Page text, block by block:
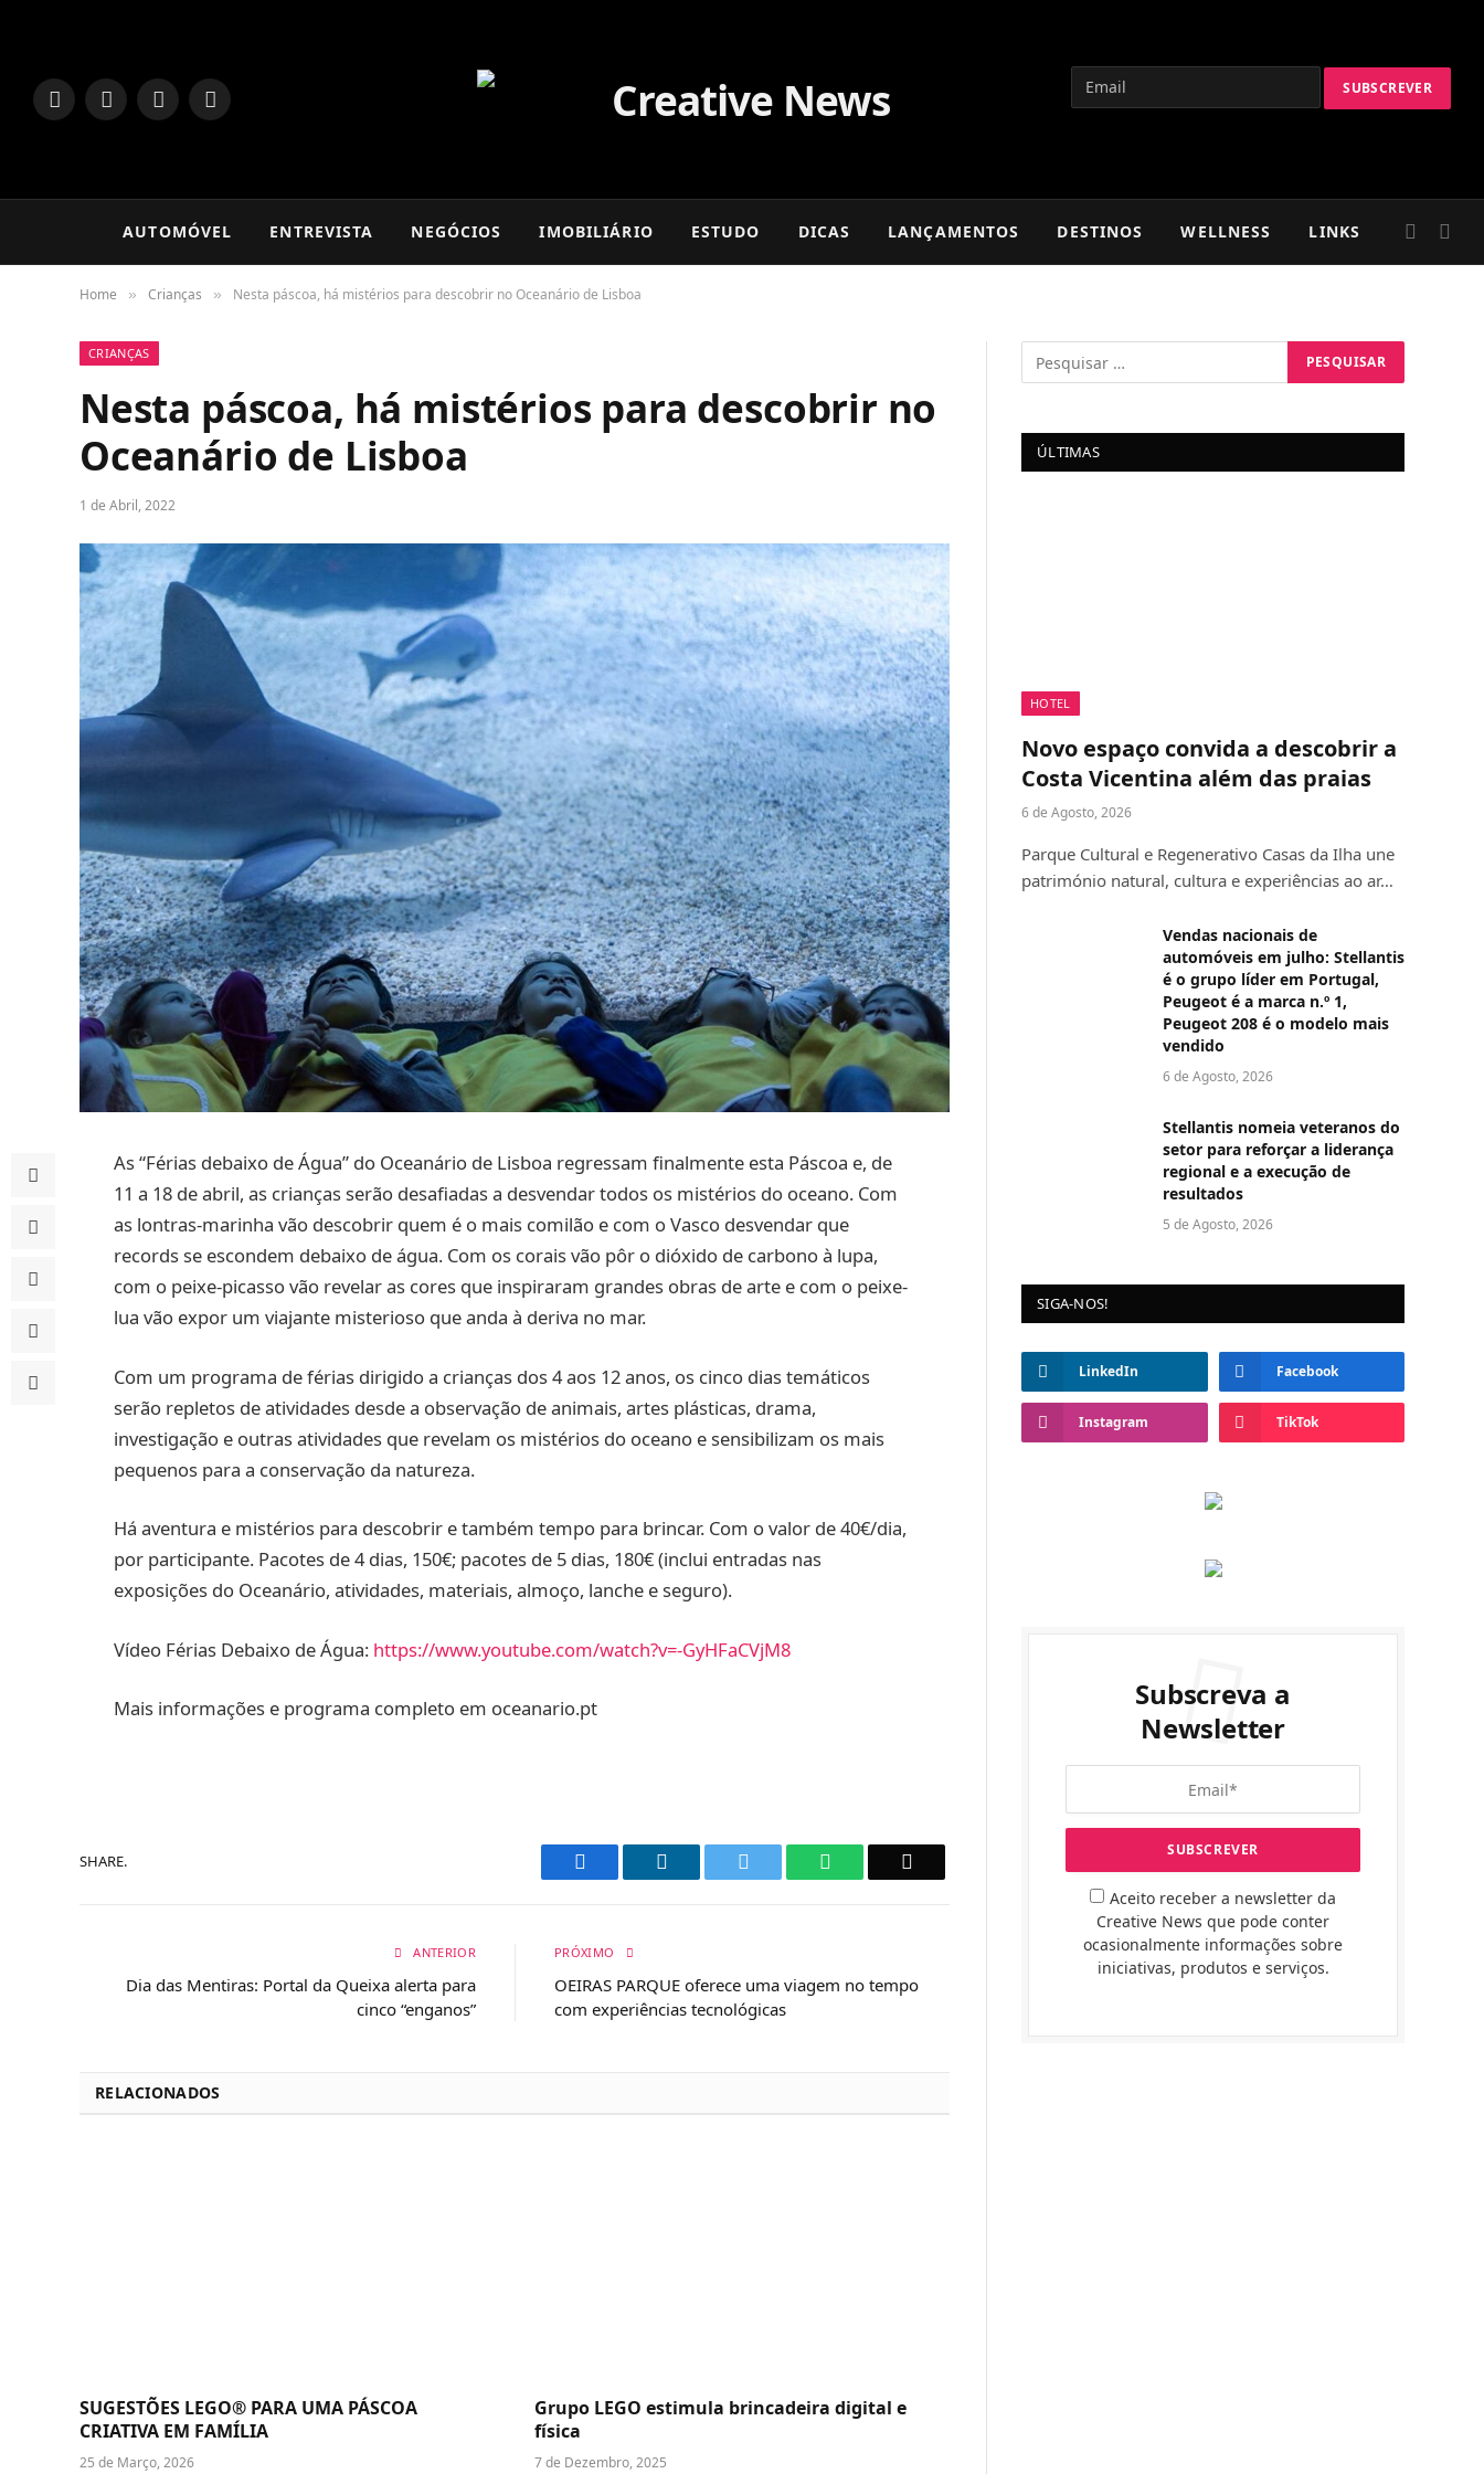
LinkedInFacebookInstagram
TikTok
AUTOMÓVEL ENTREVISTA NEGÓCIOS IMOBILIÁRIO ESTUDO DICAS LANÇAMENTOS DESTINOS WELLNESS LINKS
Home » Crianças » Nesta páscoa, há mistérios para descobrir no Oceanário de Lisboa
CRIANÇAS
Nesta páscoa, há mistérios para descobrir no
Oceanário de Lisboa
1 de Abril, 2022
As “Férias debaixo de Água” do Oceanário de Lisboa regressam finalmente esta Páscoa e, de
11 a 18 de abril, as crianças serão desafiadas a desvendar todos os mistérios do oceano. Com
as lontras-marinha vão descobrir quem é o mais comilão e com o Vasco desvendar que
records se escondem debaixo de água. Com os corais vão pôr o dióxido de carbono à lupa,
com o peixe-picasso vão revelar as cores que inspiraram grandes obras de arte e com o peixe-
lua vão expor um viajante misterioso que anda à deriva no mar.
Com um programa de férias dirigido a crianças dos 4 aos 12 anos, os cinco dias temáticos
serão repletos de atividades desde a observação de animais, artes plásticas, drama,
investigação e outras atividades que revelam os mistérios do oceano e sensibilizam os mais
pequenos para a conservação da natureza.
Há aventura e mistérios para descobrir e também tempo para brincar. Com o valor de 40€/dia,
por participante. Pacotes de 4 dias, 150€; pacotes de 5 dias, 180€ (inclui entradas nas
exposições do Oceanário, atividades, materiais, almoço, lanche e seguro).
Vídeo Férias Debaixo de Água: https://www.youtube.com/watch?v=-GyHFaCVjM8
Mais informações e programa completo em oceanario.pt
SHARE. Facebook LinkedIn WhatsApp
ANTERIOR
Dia das Mentiras: Portal da Queixa alerta para
cinco “enganos”
PRÓXIMO
OEIRAS PARQUE oferece uma viagem no tempo
com experiências tecnológicas
RELACIONADOS
SUGESTÕES LEGO® PARA UMA PÁSCOA
CRIATIVA EM FAMÍLIA
25 de Março, 2026
Grupo LEGO estimula brincadeira digital e
física
7 de Dezembro, 2025
ÚLTIMAS
HOTEL
Novo espaço convida a descobrir a
Costa Vicentina além das praias
6 de Agosto, 2026
Parque Cultural e Regenerativo Casas da Ilha une
património natural, cultura e experiências ao ar…
Vendas nacionais de
automóveis em julho: Stellantis
é o grupo líder em Portugal,
Peugeot é a marca n.º 1,
Peugeot 208 é o modelo mais
vendido
6 de Agosto, 2026
Stellantis nomeia veteranos do
setor para reforçar a liderança
regional e a execução de
resultados
5 de Agosto, 2026
SIGA-NOS!
LinkedIn Facebook
Instagram TikTok
Subscreva a
Newsletter
Aceito receber a newsletter da
Creative News que pode conter
ocasionalmente informações sobre
iniciativas, produtos e serviços.